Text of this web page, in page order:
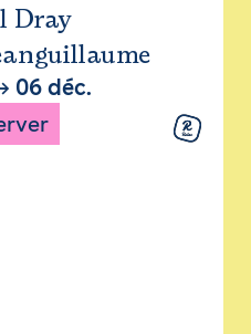
Dray
06 déc.